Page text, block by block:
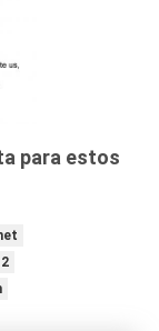
para estos